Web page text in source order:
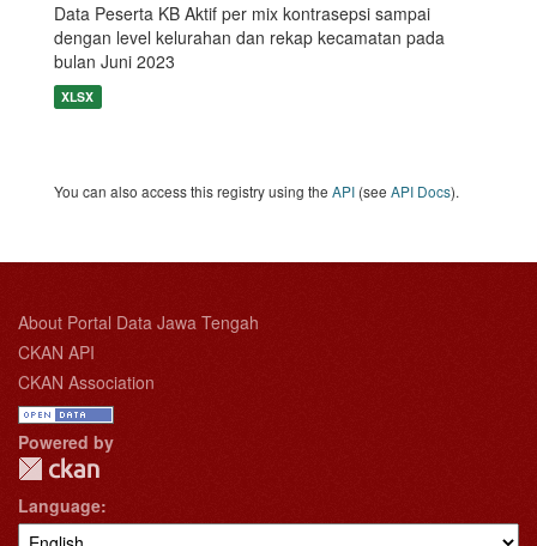
Data Peserta KB Aktif per mix kontrasepsi sampai
dengan level kelurahan dan rekap kecamatan pada
bulan Juni 2023
XLSX
You can also access this registry using the API (see API Docs).
About Portal Data Jawa Tengah
CKAN API
CKAN Association
Powered by
Language